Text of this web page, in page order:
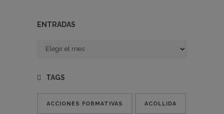
ENTRADAS
Entradas
TAGS
ACCIONES FORMATIVAS ACOLLIDA